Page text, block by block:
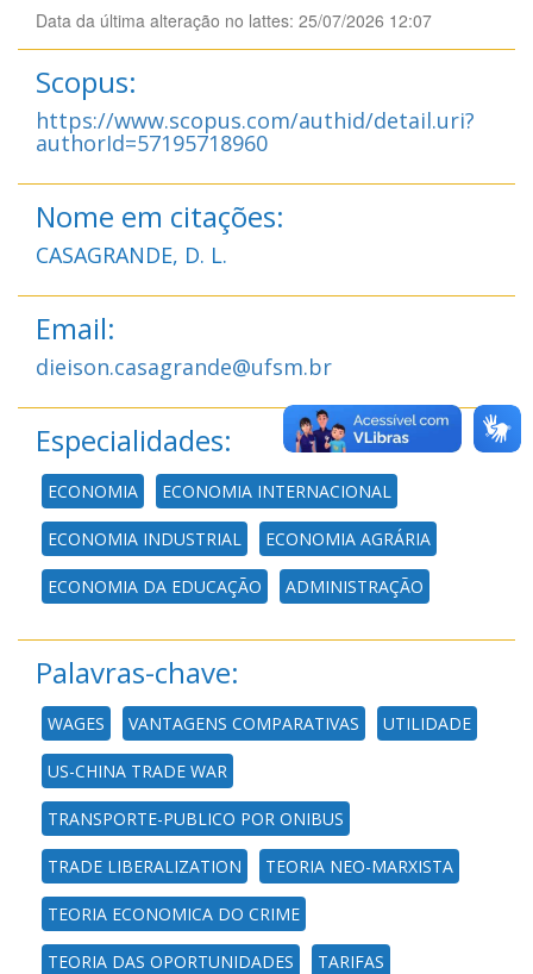
Data da última alteração no lattes: 25/07/2026 12:07
Scopus:
https://www.scopus.com/authid/detail.uri?
authorId=57195718960
Nome em citações:
CASAGRANDE, D. L.
Email:
dieison.casagrande@ufsm.br
Especialidades:
ECONOMIA ECONOMIA INTERNACIONAL
ECONOMIA INDUSTRIAL ECONOMIA AGRÁRIA
ECONOMIA DA EDUCAÇÃO ADMINISTRAÇÃO
Palavras-chave:
WAGES VANTAGENS COMPARATIVAS UTILIDADE
US-CHINA TRADE WAR
TRANSPORTE-PUBLICO POR ONIBUS
TRADE LIBERALIZATION TEORIA NEO-MARXISTA
TEORIA ECONOMICA DO CRIME
TEORIA DAS OPORTUNIDADES TARIFAS